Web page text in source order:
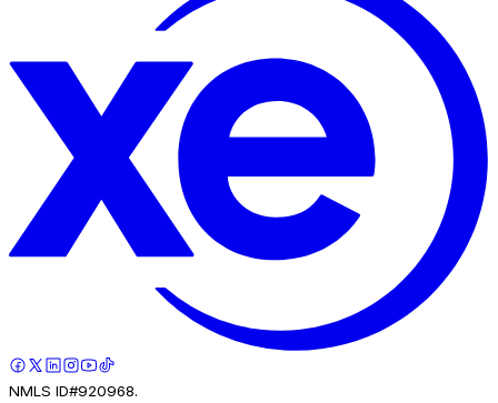
NMLS ID#920968.